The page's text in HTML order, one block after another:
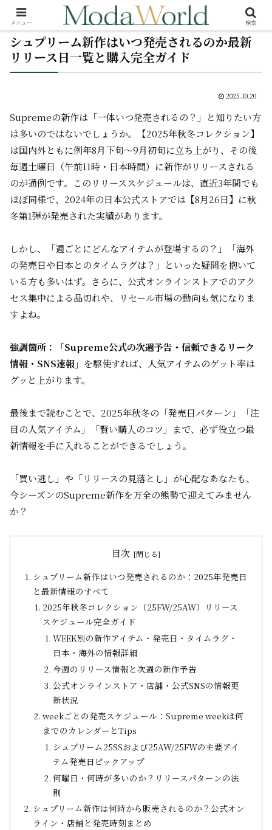
シュプリーム新作はいつ発売されるのか最新
リリース日一覧と購入完全ガイド
2025.10.20
Supremeの新作は「一体いつ発売されるの？」と知りたい方
は多いのではないでしょうか。【2025年秋冬コレクション】
は国内外ともに例年8月下旬～9月初旬に立ち上がり、その後
毎週土曜日（午前11時・日本時間）に新作がリリースされる
のが通例です。このリリーススケジュールは、直近3年間でも
ほぼ同様で、2024年の日本公式ストアでは【8月26日】に秋
冬第1弾が発売された実績があります。
しかし、「週ごとにどんなアイテムが登場するの？」「海外
の発売日や日本とのタイムラグは？」といった疑問を抱いて
いる方も多いはず。さらに、公式オンラインストアでのアク
セス集中による品切れや、リセール市場の動向も気になりま
すよね。
強調箇所：
「Supreme公式の次週予告・信頼できるリーク
情報・SNS速報」 を駆使すれば、人気アイテムのゲット率は
グッと上がります。
最後まで読むことで、2025年秋冬の「発売日パターン」「注
目の人気アイテム」「賢い購入のコツ」まで、必ず役立つ最
新情報を手に入れることができるでしょう。
「買い逃し」や「リリースの見落とし」が心配なあなたも、
今シーズンのSupreme新作を万全の態勢で迎えてみません
か？
目次
シュプリーム新作はいつ発売されるのか：2025年発売日
と最新情報のすべて
2025年秋冬コレクション（25FW/25AW）リリース
スケジュール完全ガイド
WEEK別の新作アイテム・発売日・タイムラグ・
日本・海外の情報詳細
今週のリリース情報と次週の新作予告
公式オンラインストア・店舗・公式SNSの情報更
新状況
weekごとの発売スケジュール：Supreme weekは何
までのカレンダーとTips
シュプリーム25SSおよび25AW/25FWの主要アイ
テム発売日ピックアップ
何曜日・何時が多いのか？リリースパターンの法
則
シュプリーム新作は何時から販売されるのか？公式オン
ライン・店舗と発売時刻まとめ
メニュー 検索